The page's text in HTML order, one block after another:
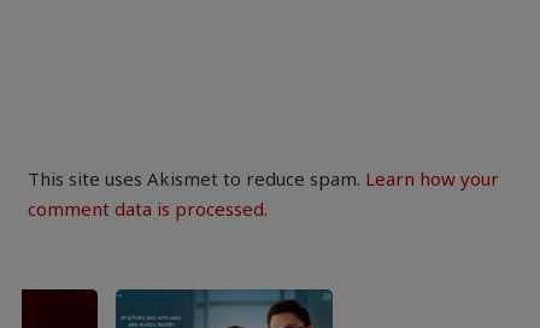
This site uses Akismet to reduce spam. Learn how your
comment data is processed.